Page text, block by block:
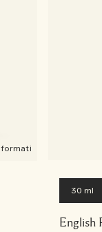
formati
30 ml
English